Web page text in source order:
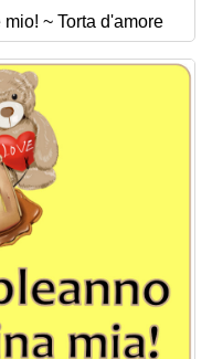
~ Torta d'amore